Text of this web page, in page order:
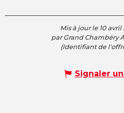
Mis à jour le 10 avril
par Grand Chambéry
(Identifiant de
Signaler